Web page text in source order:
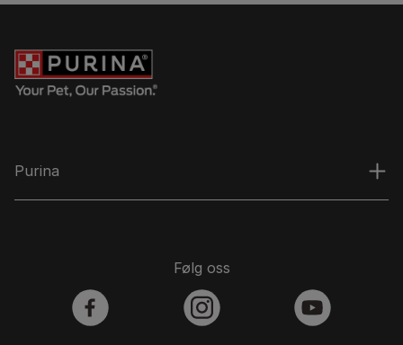
Purina
Følg oss
facebook instagram youtube